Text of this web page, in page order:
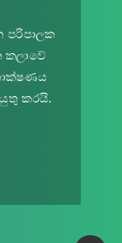
පරිපාලක
කලාවේ
කරයි.